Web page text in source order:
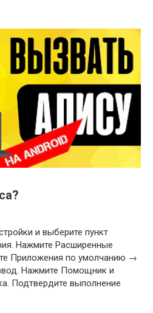
и выберите пункт
Нажмите Расширенные
Приложения по умолчанию →
Нажмите Помощник и
Подтвердите выполнение